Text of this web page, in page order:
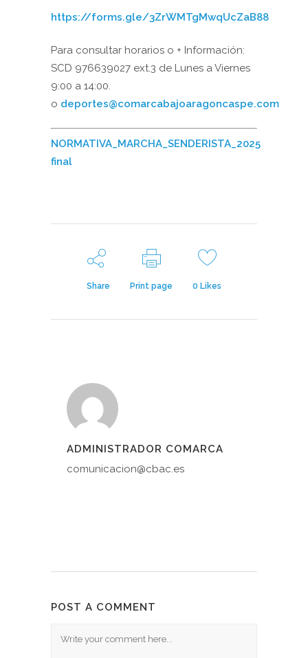
https://forms.gle/3ZrWMTgMwqUcZaB88
Para consultar horarios o + Información:
SCD 976639027 ext.3 de Lunes a Viernes
9:00 a 14:00.
o deportes@comarcabajoaragoncaspe.com
NORMATIVA_MARCHA_SENDERISTA_2025
final
Share Print page 0 Likes
ADMINISTRADOR COMARCA
comunicacion@cbac.es
POST A COMMENT